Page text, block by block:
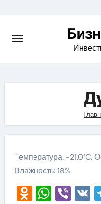
content
Температура: -21.0°C,
Влажность: 18%